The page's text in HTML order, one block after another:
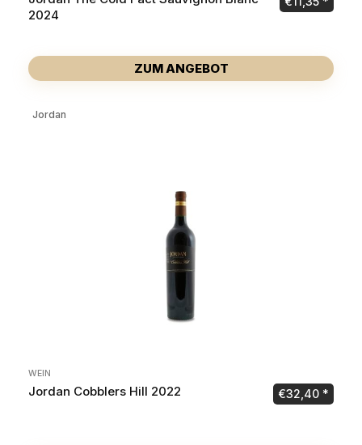
2024
ZUM ANGEBOT
Jordan
WEIN
Jordan Cobblers Hill 2022 €32,40